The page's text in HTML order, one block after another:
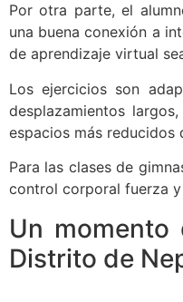
Por otra parte, el
una buena conexión a
de aprendizaje virtual
Los ejercicios son
desplazamientos
espacios más reducidos
Para las clases de
control corporal fuerza
Un
Distrito de